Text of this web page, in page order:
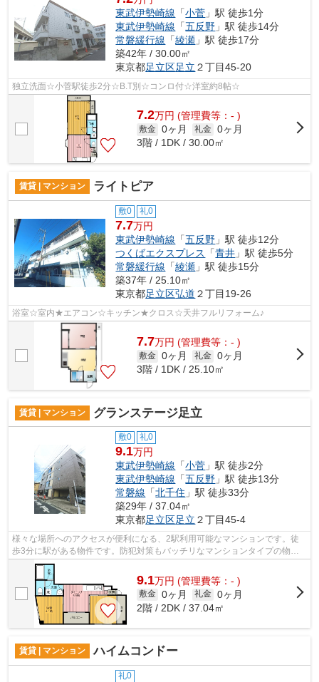
東武伊勢崎線 「小菅 」駅 徒歩1分
東武伊勢崎線 「五反野 」駅 徒歩14分
常磐緩行線 「綾瀬 」駅 徒歩17分
築42年 / 30.00㎡
東京都足立区足立 ２丁目45-20
独立洗面☆小菅駅徒歩2分☆B.T別☆コンロ付☆洋室約8帖☆
7.2万円 (管理費等：- )
敷金 0ヶ月 礼金 0ヶ月
3階 / 1DK / 30.00㎡
賃貸 | マンション ライトピア
敷0 礼0
7.7万円
東武伊勢崎線 「五反野 」駅 徒歩12分
つくばエクスプレス
「青井 」駅 徒歩5分
常磐緩行線 「綾瀬 」駅 徒歩15分
築37年 / 25.10㎡
東京都足立区弘道 ２丁目19‐26
浴室☆室内★エアコン☆キッチン★クロス☆天井フルリフォーム♪
7.7万円 (管理費等：- )
敷金 0ヶ月 礼金 0ヶ月
3階 / 1DK / 25.10㎡
賃貸 | マンション グランステージ足立
敷0 礼0
9.1万円
東武伊勢崎線 「小菅 」駅 徒歩2分
東武伊勢崎線 「五反野 」駅 徒歩13分
常磐線 「北千住 」駅 徒歩33分
築29年 / 37.04㎡
東京都足立区足立 ２丁目45-4
様々な場所へのアクセスが便利になる、2駅利用可能なマンションです。徒
歩3分に駅がある物件です。防犯対策もバッチリなマンションタイプの物件
です。初期費用はカードで決済いただけ...
9.1万円 (管理費等：- )
敷金 0ヶ月 礼金 0ヶ月
2階 / 2DK / 37.04㎡
賃貸 | マンション ハイムコンドー
礼0